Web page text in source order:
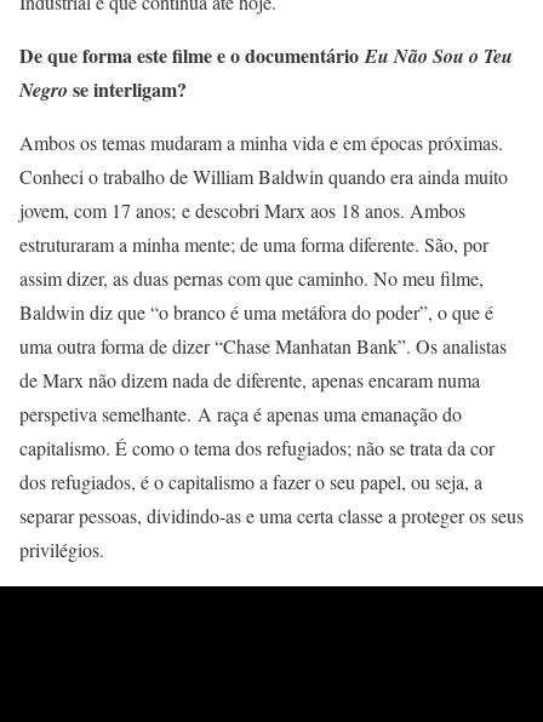
De que forma este filme e o documentárioEu Não Sou o Teu
Negro se interligam?
Ambos os temas mudaram a minha vida e em épocas próximas.
Conheci o trabalho de William Baldwin quando era ainda muito
jovem, com 17 anos; e descobri Marx aos 18 anos. Ambos
estruturaram a minha mente; de uma forma diferente. São, por
assim dizer, as duas pernas com que caminho. No meu filme,
Baldwin diz que “o branco é uma metáfora do poder”, o que é
uma outra forma de dizer “Chase Manhatan Bank”. Os analistas
de Marx não dizem nada de diferente, apenas encaram numa
perspetiva semelhante. A raça é apenas uma emanação do
capitalismo. É como o tema dos refugiados; não se trata da cor
dos refugiados, é o capitalismo a fazer o seu papel, ou seja, a
separar pessoas, dividindo-as e uma certa classe a proteger os seus
privilégios.